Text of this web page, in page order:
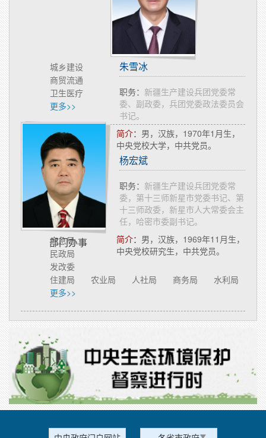
朱雪冰
职务： ​新疆生产建设兵团党委常
委、副政委，兵团党委政法委员会
书记。
简介： ​男，汉族，1970年1月生，
中央党校大学，中共党员。
杨宏斌
职务： 新疆生产建设兵团党委常
委，第十三师新星市党委书记、第
十三师政委，新星市人大常委会主
任，哈密市委副书记。
简介： ​男，汉族，1969年11月生，
中央党校研究生，中共党员。
城乡建设
商贸流通
卫生医疗
更多>>
部门办事
应急局
民政局
发改委
住建局
农业局 人社局 商务局
水利局
更多>>